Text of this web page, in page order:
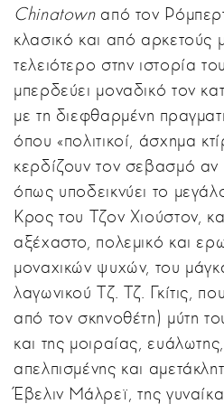
Chinatownαπό τον
κλασικό και από αρκετούς
τελειότερο στην ιστορία
μπερδεύει μοναδικό τον
με τη διεφθαρμένη
όπου «πολιτικοί, άσχημα
κερδίζουν τον σεβασμό
όπως υποδεικνύει το
Κρος του Τζον Χιούστον,
αξέχαστο, πολεμικό και
μοναχικών ψυχών, του
λαγωνικού Τζ. Τζ. Γκίτις,
από τον σκηνοθέτη) μύτη
και της μοιραίας,
απελπισμένης και
Έβελιν Μάλρεϊ, της